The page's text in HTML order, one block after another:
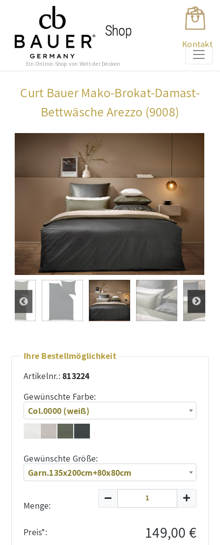
Ein Online-Shop von Welt der Decken
Kontakt
Curt Bauer Mako-Brokat-Damast-
Bettwäsche Arezzo (9008)
Ihre Bestellmöglichkeit
Artikelnr.: 813224
Gewünschte Farbe:
Col.0000 (weiß)
Gewünschte Größe:
Garn.135x200cm+80x80cm
Menge:
Preis*: 149,00 €